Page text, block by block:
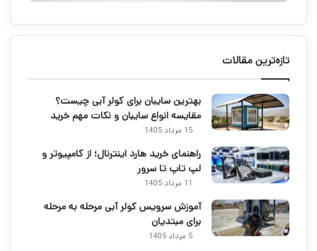
تازه‌ترین مقالات
بهترین سایبان برای کولر آبی چیست؟
مقایسه انواع سایبان و نکات مهم خرید
15 مرداد 1405
راهنمای خرید هارد اینترنال؛ از کامپیوتر و
لپ تاپ تا سرور
11 مرداد 1405
آموزش سرویس کولر آبی مرحله به مرحله
برای مبتدیان
5 مرداد 1405